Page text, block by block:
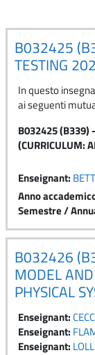
B032425
TESTING
In questo
ai seguenti
B032425 (B339)
(CURRICULUM:
Enseignant:
Anno
Semestre /
B032426
MODEL
PHYSICAL
Enseignant:
Enseignant:
Enseignant: